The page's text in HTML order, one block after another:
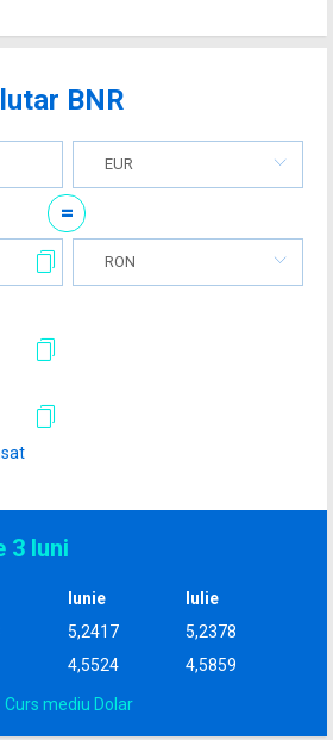
BNR
EUR
=
RON
3 luni
Iunie
Iulie
5,2417
5,2378
4,5524 4,5859
Curs mediu Dolar